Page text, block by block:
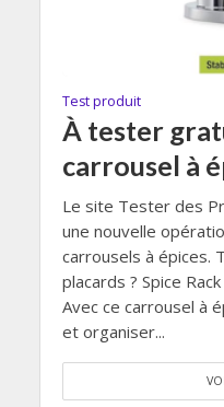
Test produit
À tester
carrousel à
Le site Tester des
une nouvelle
carrousels à épices.
placards ? Spice
Avec ce carrousel à
et organiser...